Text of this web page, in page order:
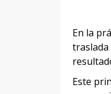
En la
traslada
Este